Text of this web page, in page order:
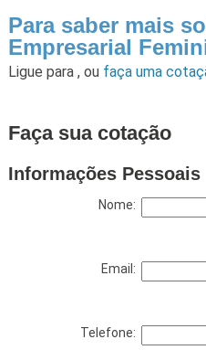
Para saber mais
Empresarial
Ligue para , ou faça uma
Faça sua cotação
Informações Pessoais
Nome:
Email:
Telefone: